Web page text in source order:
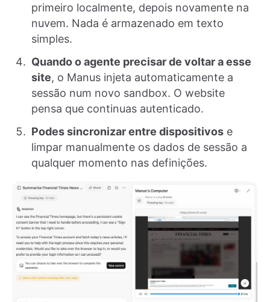
primeiro localmente, depois novamente na
nuvem. Nada é armazenado em texto
simples.
Quando o agente precisar de voltar a esse
site, o Manus injeta automaticamente a
sessão num novo sandbox. O website
pensa que continuas autenticado.
Podes sincronizar entre dispositivos e
limpar manualmente os dados de sessão a
qualquer momento nas definições.